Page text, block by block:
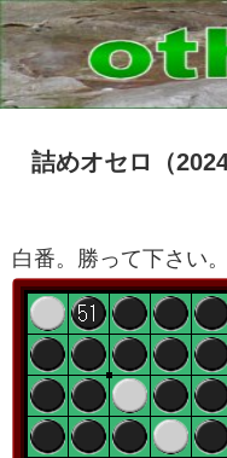
詰めオセロ（
白番。勝って下さい。